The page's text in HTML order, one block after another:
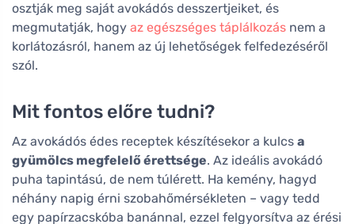
osztják meg saját avokádós desszertjeiket, és
megmutatják, hogy az egészséges táplálkozás nem a
korlátozásról, hanem az új lehetőségek felfedezéséről
szól.
Mit fontos előre tudni?
Az avokádós édes receptek készítésekor a kulcs a
gyümölcs megfelelő érettsége. Az ideális avokádó
puha tapintású, de nem túlérett. Ha kemény, hagyd
néhány napig érni szobahőmérsékleten – vagy tedd
egy papírzacskóba banánnal, ezzel felgyorsítva az érési